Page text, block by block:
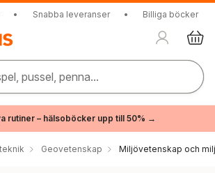
• Snabba leveranser • Billiga böcker
pussel, penna...
rutiner – hälsoböcker upp till 50% →
Geovetenskap Miljövetenskap och